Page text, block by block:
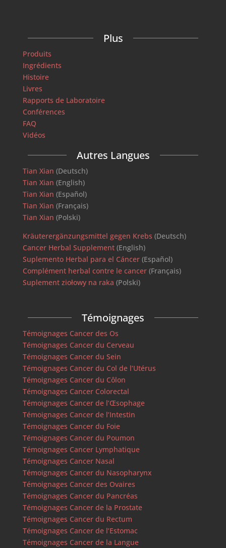
Plus
Produits
Ingrédients
Histoire
Livres
Rapports de Laboratoire
Conférences
FAQ
Vidéos
Autres Langues
Tian Xian (Deutsch)
Tian Xian (English)
Tian Xian (Español)
Tian Xian (Français)
Tian Xian (Polski)
Kräuterergänzungsmittel gegen Krebs (Deutsch)
Cancer Herbal Supplement(English)
Suplemento Herbal para el Cáncer(Español)
Complément herbal contre le cancer(Français)
Suplement ziołowy na raka (Polski)
Témoignages
Témoignages Cancer des Os
Témoignages Cancer du Cerveau
Témoignages Cancer du Sein
Témoignages Cancer du Col de l’Utérus
Témoignages Cancer du Côlon
Témoignages Cancer Colorectal
Témoignages Cancer de l’Œsophage
Témoignages Cancer de l’Intestin
Témoignages Cancer du Foie
Témoignages Cancer du Poumon
Témoignages Cancer Lymphatique
Témoignages Cancer Nasal
Témoignages Cancer du Nasopharynx
Témoignages Cancer des Ovaires
Témoignages Cancer du Pancréas
Témoignages Cancer de la Prostate
Témoignages Cancer du Rectum
Témoignages Cancer de l’Estomac
Témoignages Cancer de la Langue